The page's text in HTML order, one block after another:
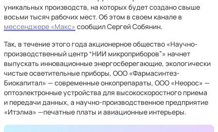
уникальных производств, на которых будет создано свыше
восьми тысяч рабочих мест. Об этом в своем канале в
мессенджере «Макс» сообщил Сергей Собянин.
Так, в течение этого года акционерное общество «Научно-
производственный центр “НИИ микроприборов”» начнет
выпускать инновационные энергосберегающие, экологически
чистые осветительные приборы, ООО «Фармасинтез-
Биокапитал» — современные онкопрепараты, ООО «Неорос» —
оптоэлектронные устройства для высокоскоростного приема
и передачи данных, а научно-производственное предприятие
«Итэлма» —печатные платы и авиационные интерьеры.